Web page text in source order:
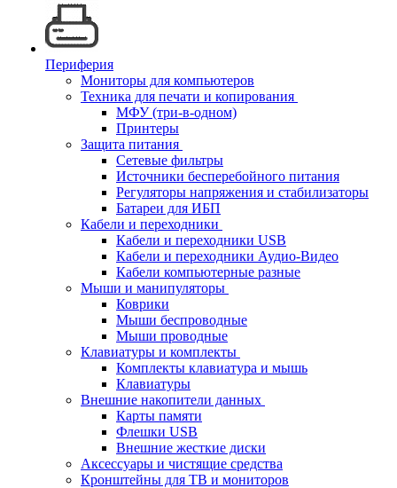
Периферия
Мониторы для компьютеров
Техника для печати и копирования
МФУ (три-в-одном)
Принтеры
Защита питания
Сетевые фильтры
Источники бесперебойного питания
Регуляторы напряжения и стабилизаторы
Батареи для ИБП
Кабели и переходники
Кабели и переходники USB
Кабели и переходники Аудио-Видео
Кабели компьютерные разные
Мыши и манипуляторы
Коврики
Мыши беспроводные
Мыши проводные
Клавиатуры и комплекты
Комплекты клавиатура и мышь
Клавиатуры
Внешние накопители данных
Карты памяти
Флешки USB
Внешние жесткие диски
Аксессуары и чистящие средства
Кронштейны для ТВ и мониторов